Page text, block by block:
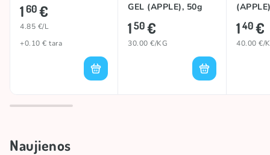
160€
4.85 €/L
+0.10 € tara
GEL (APPLE), 50g
150€
30.00 €/KG
140€
40.00 €/
Naujienos